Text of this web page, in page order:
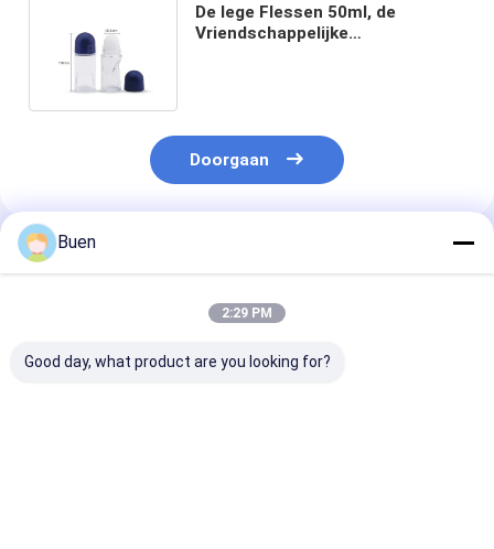
De lege Flessen 50ml, de
Vriendschappelijke
Doorgaan
Geadviseerde Producten
Buen
2:29 PM
Good day, what product are you looking for?